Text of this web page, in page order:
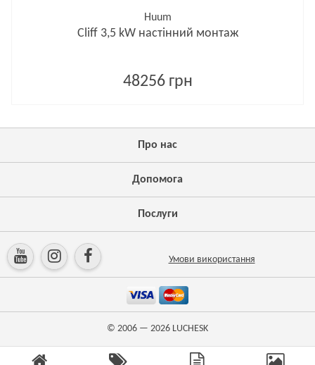
Huum
Cliff 3,5 kW настінний монтаж
48256 грн
Про нас
Допомога
Послуги
Умови використання
© 2006 — 2026 LUCHESK